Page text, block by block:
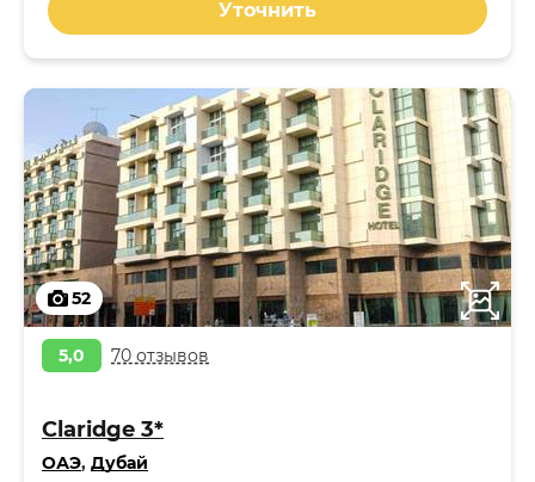
Уточнить
52
5,0 70 отзывов
Claridge 3*
ОАЭ, Дубай